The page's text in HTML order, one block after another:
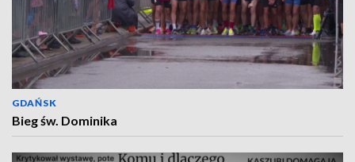
GDAŃSK
Bieg św. Dominika